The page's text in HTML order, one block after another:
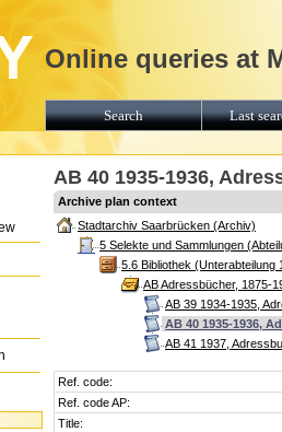
AB 40 1935-1936,
Archive plan context
Stadtarchiv Saarbrücken (Archiv)
5 Selekte und Sammlungen
5.6 Bibliothek (Unterabteilung
AB Adressbücher, 1875-
AB 39 1934-1935,
AB 40 1935-1936,
AB 41 1937,
Ref. code:
Ref. code AP:
Title:
Online queries at
Search Last